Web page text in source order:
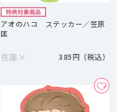
アオのハコ ステッカー／笠原
匡
在庫 × 385円